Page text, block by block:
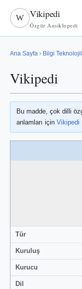
W Vikipedi
Özgür Ansiklopedi
Ana Sayfa › Bilgi
Vikipedi
Bu madde, çok dilli
anlamları için Vikipedi
Tür
Kuruluş
Kurucu
Dil